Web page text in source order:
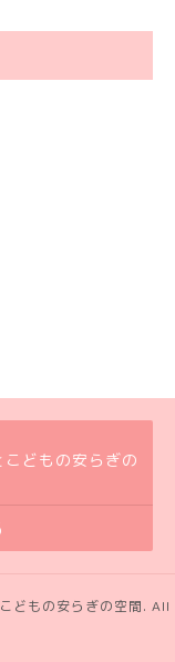
どもの安らぎの
どもの安らぎの空間. All